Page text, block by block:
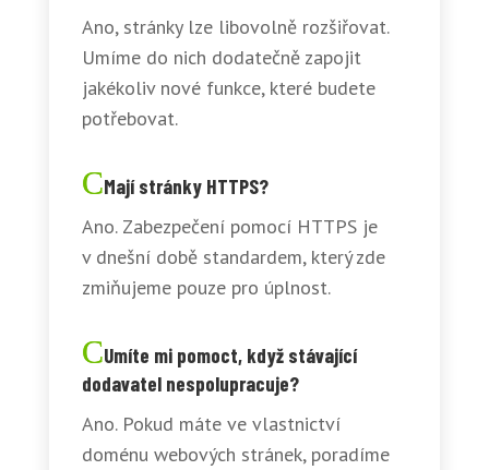
Ano, stránky lze libovolně rozšiřovat.
Umíme do nich dodatečně zapojit
jakékoliv nové funkce, které budete
potřebovat.
Mají stránky HTTPS?
Ano. Zabezpečení pomocí HTTPS je
v dnešní době standardem, který zde
zmiňujeme pouze pro úplnost.
Umíte mi pomoct, když stávající
dodavatel nespolupracuje?
Ano. Pokud máte ve vlastnictví
doménu webových stránek, poradíme